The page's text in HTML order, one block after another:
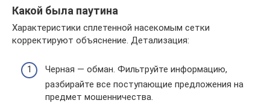
Какой была паутина
Характеристики сплетенной насекомым сетки
корректируют объяснение. Детализация:
Черная — обман. Фильтруйте информацию,
разбирайте все поступающие предложения на
предмет мошенничества.